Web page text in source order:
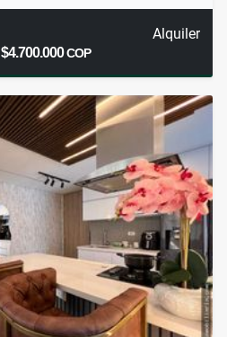
Alquiler
$4.700.000COP